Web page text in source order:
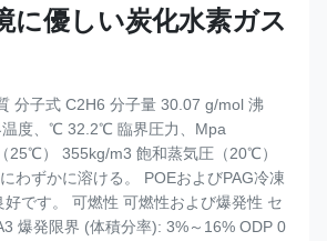
に優しい炭化水素ガス
分子式 C2H6 分子量 30.07 g/mol 沸
度、℃ 32.2℃ 臨界圧力、Mpa
25℃） 355kg/m3 飽和蒸気圧（20℃）
わずかに溶ける。 POEおよびPAG冷凍
です。 可燃性 可燃性および爆発性 セ
爆発限界 (体積分率): 3%～16% ODP 0